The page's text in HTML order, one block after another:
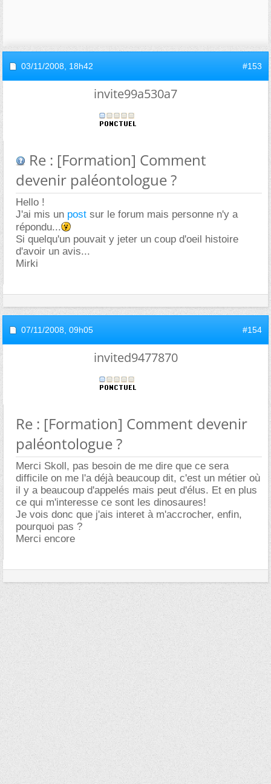
03/11/2008, 18h42 #153
invite99a530a7
Re : [Formation] Comment
devenir paléontologue ?
Hello !
J'ai mis un post sur le forum mais personne n'y a
répondu...
Si quelqu'un pouvait y jeter un coup d'oeil histoire
d'avoir un avis...
Mirki
07/11/2008, 09h05 #154
invited9477870
Re : [Formation] Comment devenir
paléontologue ?
Merci Skoll, pas besoin de me dire que ce sera
difficile on me l'a déjà beaucoup dit, c'est un métier où
il y a beaucoup d'appelés mais peut d'élus. Et en plus
ce qui m'interesse ce sont les dinosaures!
Je vois donc que j'ais interet à m'accrocher, enfin,
pourquoi pas ?
Merci encore